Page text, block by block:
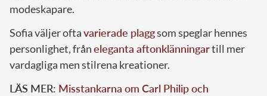
modeskapare.
Sofia väljer oftavarierade plaggsom speglar hennes
personlighet, fråneleganta aftonklänningartill mer
vardagliga men stilrena kreationer.
LÄS MER: Misstankarna om Carl Philip och